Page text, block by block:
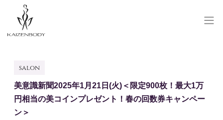
SCHOOL RESERVE
研修予約
salon
美意識新聞2025年1月21日(火)＜限定900枚！最大1万
円相当の美コインプレゼント！春の回数券キャンペー
ン＞